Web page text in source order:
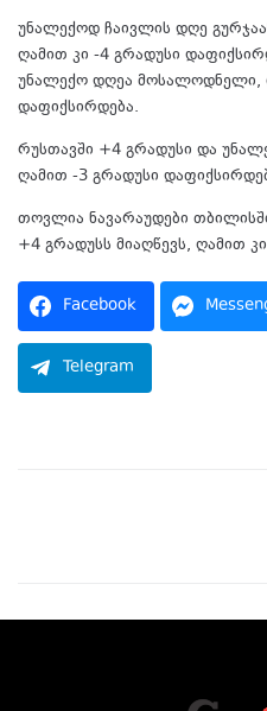
უნალექოდ ჩაივლის დღე
ღამით კი -4 გრადუსი
უნალექო დღეა მოსალოდნელი,
დაფიქსირდება.
რუსთავში +4 გრადუსი და
ღამით -3 გრადუსი
თოვლია ნავარაუდები
+4 გრადუსს მიაღწევს, ღამით
Facebook
Telegram